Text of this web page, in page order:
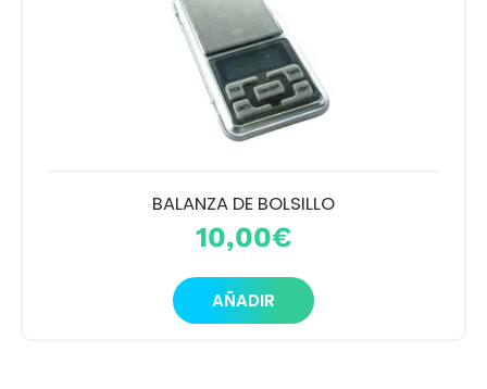
Preguntas frecuentes
BALANZA DE BOLSILLO
10,00€
AÑADIR